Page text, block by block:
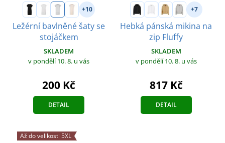
+10
Ležérní bavlněné šaty se
stojáčkem
SKLADEM
v pondělí 10. 8. u vás
200 Kč
DETAIL
+7
Hebká pánská mikina na
zip Fluffy
SKLADEM
v pondělí 10. 8. u vás
817 Kč
DETAIL
Až do velikosti 5XL